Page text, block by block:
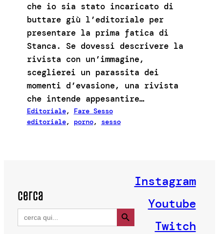
che io sia stato incaricato di
buttare giù l’editoriale per
presentare la prima fatica di
Stanca. Se dovessi descrivere la
rivista con un’immagine,
sceglierei un parassita dei
momenti d’evasione, una rivista
che intende appesantire…
Editoriale, Fare Sesso
editoriale, porno, sesso
cerca
Search
for:
Search Button
Instagram
Youtube
Twitch